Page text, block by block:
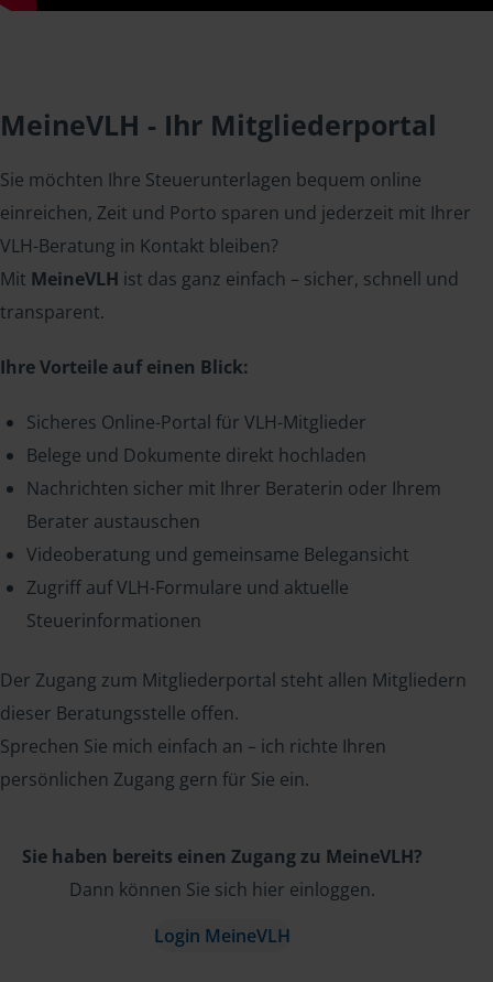
MeineVLH - Ihr Mitgliederportal
Sie möchten Ihre Steuerunterlagen bequem online
einreichen, Zeit und Porto sparen und jederzeit mit Ihrer
VLH-Beratung in Kontakt bleiben?
Mit MeineVLH ist das ganz einfach – sicher, schnell und
transparent.
Ihre Vorteile auf einen Blick:
Sicheres Online-Portal für VLH-Mitglieder
Belege und Dokumente direkt hochladen
Nachrichten sicher mit Ihrer Beraterin oder Ihrem
Berater austauschen
Videoberatung und gemeinsame Belegansicht
Zugriff auf VLH-Formulare und aktuelle
Steuerinformationen
Der Zugang zum Mitgliederportal steht allen Mitgliedern
dieser Beratungsstelle offen.
Sprechen Sie mich einfach an – ich richte Ihren
persönlichen Zugang gern für Sie ein.
Sie haben bereits einen Zugang zu MeineVLH?
Dann können Sie sich hier einloggen.
Login MeineVLH